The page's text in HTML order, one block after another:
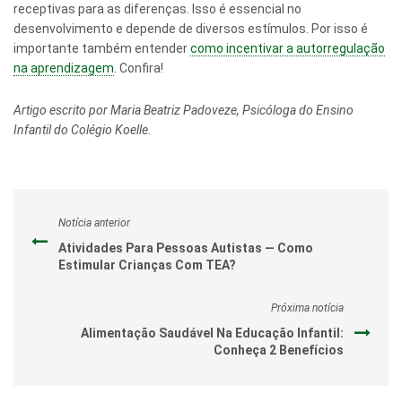
receptivas para as diferenças. Isso é essencial no
desenvolvimento e depende de diversos estímulos. Por isso é
importante também entendercomo incentivar a autorregulação
na aprendizagem . Confira!
Artigo escrito por Maria Beatriz Padoveze, Psicóloga do Ensino
Infantil do Colégio Koelle.
Notícia anterior
Atividades Para Pessoas Autistas — Como
Estimular Crianças Com TEA?
Próxima notícia
Alimentação Saudável Na Educação Infantil:
Conheça 2 Benefícios